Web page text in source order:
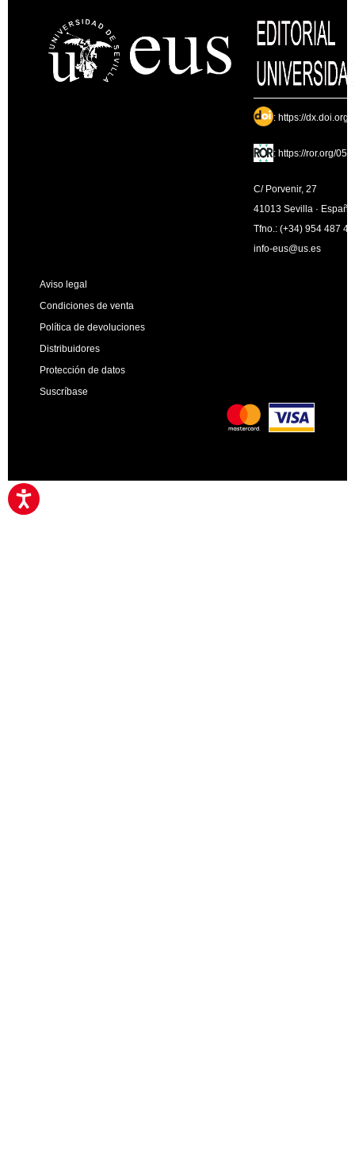
: https://dx.doi.org/
: https://ror.org/
C/ Porvenir, 27
41013 Sevilla · España
Tfno.: (+34) 954 487
info-eus@us.es
Aviso legal
Condiciones de venta
Política de devoluciones
Distribuidores
Protección de datos
Suscríbase